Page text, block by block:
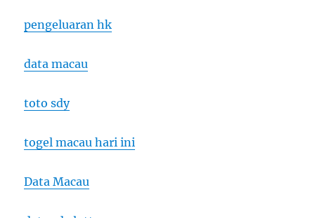
pengeluaran hk
data macau
toto sdy
togel macau hari ini
Data Macau